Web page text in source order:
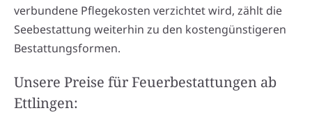
verbundene Pflegekosten verzichtet wird, zählt die
Seebestattung weiterhin zu den kostengünstigeren
Bestattungsformen.
Unsere Preise für Feuerbestattungen ab
Ettlingen: